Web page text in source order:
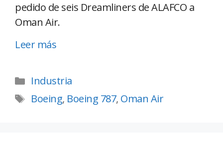
pedido de seis Dreamliners de ALAFCO a
Oman Air.
Leer más
Industria
Boeing, Boeing 787, Oman Air